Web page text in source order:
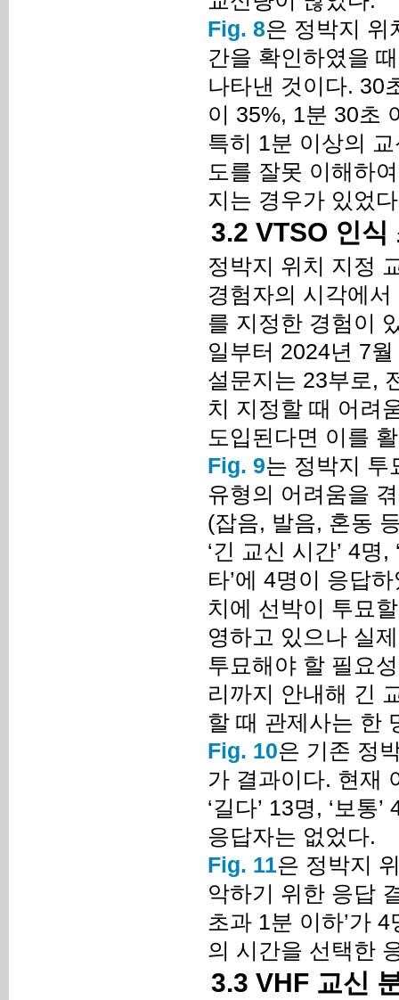
Fig. 8은 정박지 위
간을 확인하였을
나타낸 것이다. 30
이 35%, 1분 30초
특히 1분 이상의
도를 잘못 이해하
지는 경우가 있었
3.2 VTSO 인식
정박지 위치 지정
경험자의 시각에
를 지정한 경험이
일부터 2024년 7
설문지는 23부로,
치 지정할 때 어려
도입된다면 이를
Fig. 9는 정박지 투
유형의 어려움을
(잡음, 발음, 혼동
‘긴 교신 시간’ 4명
타’에 4명이 응답
치에 선박이 투묘
영하고 있으나 실
투묘해야 할 필요
리까지 안내해 긴
할 때 관제사는 한
Fig. 10은 기존 정
가 결과이다. 현재
‘길다’ 13명, ‘보통
응답자는 없었다.
Fig. 11은 정박지
악하기 위한 응답
초과 1분 이하’가
의 시간을 선택한
3.3 VHF 교신